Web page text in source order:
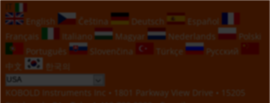
English
Čeština Deutsch
Español
Français
Italiano Magyar Nederlands
Polski
Português
Slovenčina Türkçe
Русский
中文
한국의
KOBOLD Instruments Inc • 1801 Parkway View Drive • 15205